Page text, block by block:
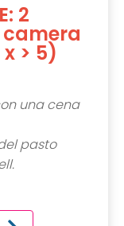
2
x > 5)
una cena
pasto